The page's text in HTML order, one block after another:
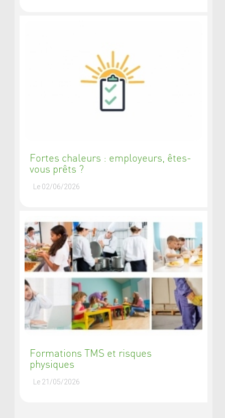
Fortes chaleurs : employeurs, êtes-
vous prêts ?
Le 02/06/2026
Formations TMS et risques
physiques
Le 21/05/2026